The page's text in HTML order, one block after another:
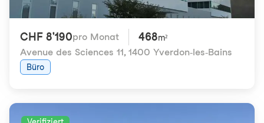
CHF 8'190pro Monat 468m²
Avenue des Sciences 11, 1400 Yverdon-les-Bains
Büro